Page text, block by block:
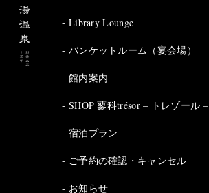
Library Lounge
バンケットルーム（宴会場）
館内案内
SHOP 蓼科trésor – トレゾール –
宿泊プラン
ご予約の確認・キャンセル
お知らせ